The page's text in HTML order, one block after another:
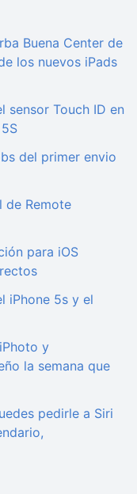
Buena Center de
los nuevos iPads
sensor Touch ID en
del primer envio
de Remote
para iOS
iPhone 5s y el
y
la semana que
pedirle a Siri